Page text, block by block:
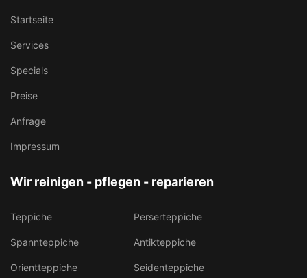
Startseite
Services
Specials
Preise
Anfrage
Impressum
Wir reinigen - pflegen - reparieren
Teppiche Perserteppiche
Spannteppiche Antikteppiche
Orientteppiche Seidenteppiche